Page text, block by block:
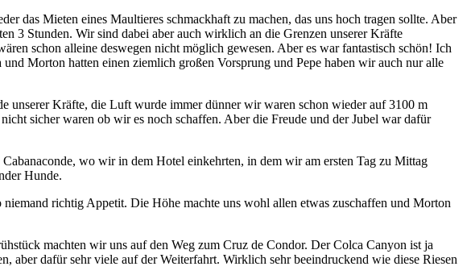
das Mieten eines Maultieres schmackhaft zu machen, das uns hoch tragen sollte. Aber
3 Stunden. Wir sind dabei aber auch wirklich an die Grenzen unserer Kräfte
schon alleine deswegen nicht möglich gewesen. Aber es war fantastisch schön! Ich
Morton hatten einen ziemlich großen Vorsprung und Pepe haben wir auch nur alle
unserer Kräfte, die Luft wurde immer dünner wir waren schon wieder auf 3100 m
sicher waren ob wir es noch schaffen. Aber die Freude und der Jubel war dafür
wo wir in dem Hotel einkehrten, in dem wir am ersten Tag zu Mittag
Hunde.
richtig Appetit. Die Höhe machte uns wohl allen etwas zuschaffen und Morton
machten wir uns auf den Weg zum Cruz de Condor. Der Colca Canyon ist ja
aber dafür sehr viele auf der Weiterfahrt. Wirklich sehr beeindruckend wie diese Riesen